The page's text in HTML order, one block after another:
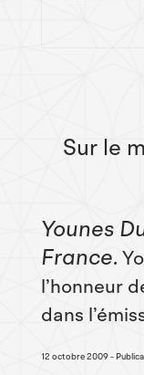
Sur le
Younes
France
l’honneur
dans
12 octobre 2009